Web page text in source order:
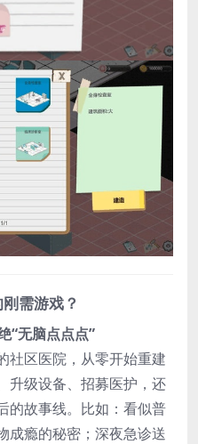
需游戏？​
“无脑点点点”​
社区医院，从零开始重建
升级设备、招募医护，还
的故事线。比如：看似普
成瘾的秘密；深夜急诊送